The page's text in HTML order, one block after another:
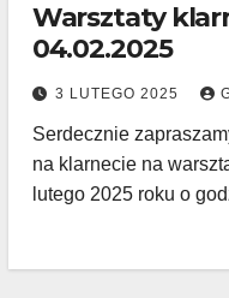
Warsztaty
04.02.2025
3 LUTEGO 2025
Serdecznie
na klarnecie na
lutego 2025 roku o